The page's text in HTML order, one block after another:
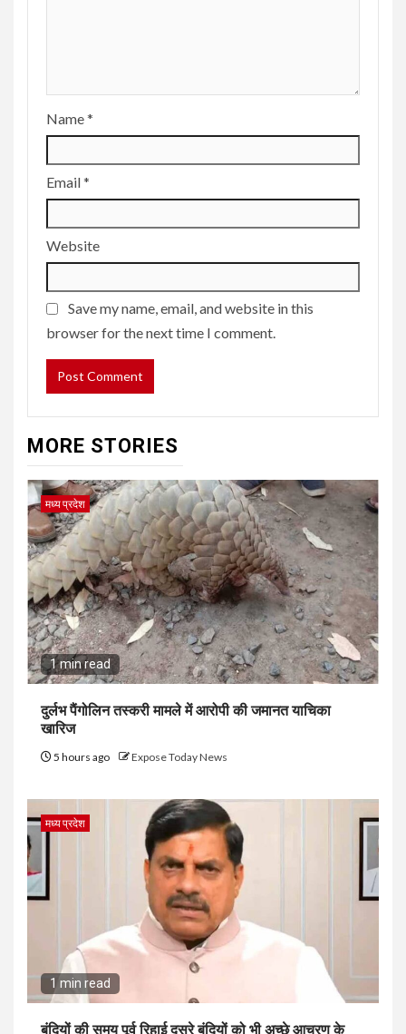
Name*
Email*
Website
Save my name, email, and website in this
browser for the next time I comment.
MORE STORIES
मध्य प्रदेश
1 min read
दुर्लभ पैंगोलिन तस्करी मामले में आरोपी की जमानत याचिका
खारिज
5 hours ago Expose Today News
मध्य प्रदेश
1 min read
बंदियों की समय पूर्व रिहाई दूसरे बंदियों को भी अच्छे आचरण के